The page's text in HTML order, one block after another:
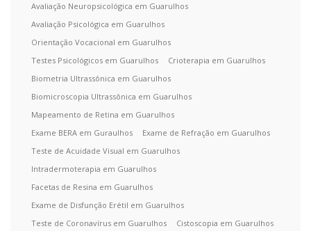
Avaliação Neuropsicológica em Guarulhos
Avaliação Psicológica em Guarulhos
Orientação Vocacional em Guarulhos
Testes Psicológicos em Guarulhos
Crioterapia em Guarulhos
Biometria Ultrassônica em Guarulhos
Biomicroscopia Ultrassônica em Guarulhos
Mapeamento de Retina em Guarulhos
Exame BERA em Guraulhos
Exame de Refração em Guarulhos
Teste de Acuidade Visual em Guarulhos
Intradermoterapia em Guarulhos
Facetas de Resina em Guarulhos
Exame de Disfunção Erétil em Guarulhos
Teste de Coronavírus em Guarulhos
Cistoscopia em Guarulhos